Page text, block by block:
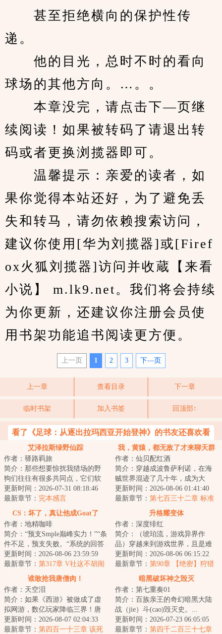
甚至拒绝横向的保护性传
递。
他的目光，总时不时的看向
球场的其他方向。…。。
本章没完，请点击下—页继
续阅读！如果被转码了请退出转
码或者更换浏揽器即可。
温馨提示：亲爱的读者，如
果你觉得本站还好，为了避免丢
失和转马，请勿依赖搜索访问，
建议你使用[华为刘揽器]或[Firef
ox火狐刘揽器]访问并收蔵【来看
小说】 m.lk9.net。我们将会持续
为你更新，还建议你注册会员使
用书架功能追书阅读更方便。
上一页 1 2 3 下—页
上一章 查看目录 下一章
临时书架 加入书签 回顶部↑
看了《足球：从逐出拉玛西亚开始登神》的书友还喜欢看
艾泽拉斯绿野仙踪
作者：驿路羁旅
简介：那些想要惊扰我猎场的野
狗们往往有很多共同点，它们软
弱、鲁莽、怯懦...甚至不好吃，可
在大自然的...
更新时间：2026-07-31 08:18:46
最新章节： 完本感言
我，黄猿，都无敌了才来聊天群
作者：仙贝配红酒
简介：穿越成波鲁萨利诺，在海
贼世界混迹了几十年，成为大
将，实力近乎无敌！秉承着‘抓了
一辈子海贼，就...
更新时间：2026-08-06 01:41:40
最新章节： 第七百三十二章 标准
CS：坏了，真让他成Goat了
作者：地精咖啡
简介：“预支Smple巅峰实力！”“条
件不足，预支失败。“系统的回答
声传来，杨宇却意识到一个关键
的问题...
更新时间：2026-08-06 23:59:59
最新章节： 第317章 V社这不胡闹
升格耀变体
作者：深度绯红
简介：（琥珀流，游戏异界作
品）穿越来到游戏世界，且是难
度最高、生存环境最恶劣的两极
争霸版本。这是最...
更新时间：2026-08-06 06:15:22
最新章节： 第90章 【绝密】狩猎
谁敢抢我唐僧肉！
作者：天空泪
简介：如果《西游》被做成了虚
拟网游，数亿玩家降临三界！唐
僧还能取到真经吗？本游戏核心
玩法闯过的劫难...
更新时间：2026-08-07 02:04:33
最新章节： 第四百一十三章 该死
暗黑破坏神之毁灭
作者：第七重奏01
简介：百族亲王的奇幻暗黑大陆
战（jie）斗(cao)毁灭史。...
更新时间：2026-07-23 06:05:05
最新章节： 第四千二百三十七章